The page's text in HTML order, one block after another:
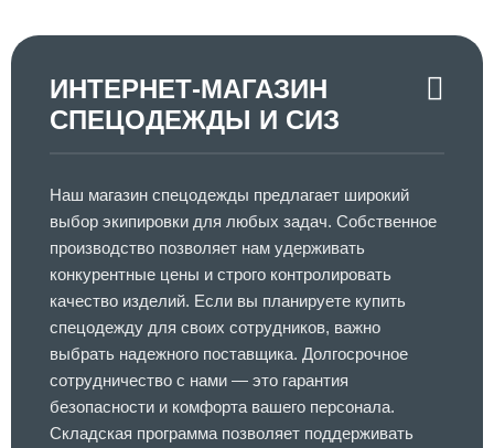
ИНТЕРНЕТ-МАГАЗИН
СПЕЦОДЕЖДЫ И СИЗ
Наш магазин спецодежды предлагает широкий
выбор экипировки для любых задач. Собственное
производство позволяет нам удерживать
конкурентные цены и строго контролировать
качество изделий. Если вы планируете купить
спецодежду для своих сотрудников, важно
выбрать надежного поставщика. Долгосрочное
сотрудничество с нами — это гарантия
безопасности и комфорта вашего персонала.
Складская программа позволяет поддерживать